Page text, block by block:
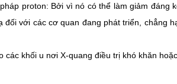
proton: Bởi vì nó có thể làm giảm
đối với các cơ quan đang phát triển,
các khối u nơi X-quang điều trị khó khăn